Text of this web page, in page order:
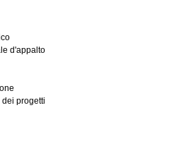
d'appalto
progetti